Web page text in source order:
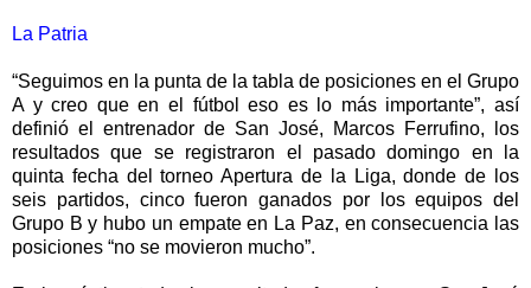
La Patria
“Seguimos en la punta de la tabla de posiciones en el Grupo
A y creo que en el fútbol eso es lo más importante”, así
definió el entrenador de San José, Marcos Ferrufino, los
resultados que se registraron el pasado domingo en la
quinta fecha del torneo Apertura de la Liga, donde de los
seis partidos, cinco fueron ganados por los equipos del
Grupo B y hubo un empate en La Paz, en consecuencia las
posiciones “no se movieron mucho”.